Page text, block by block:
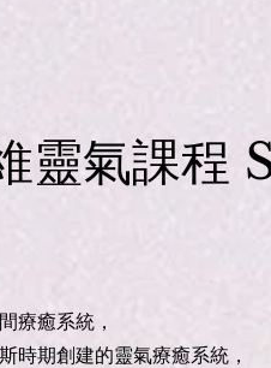
靈氣課
療癒系統，
時期創建的靈氣療癒系統，